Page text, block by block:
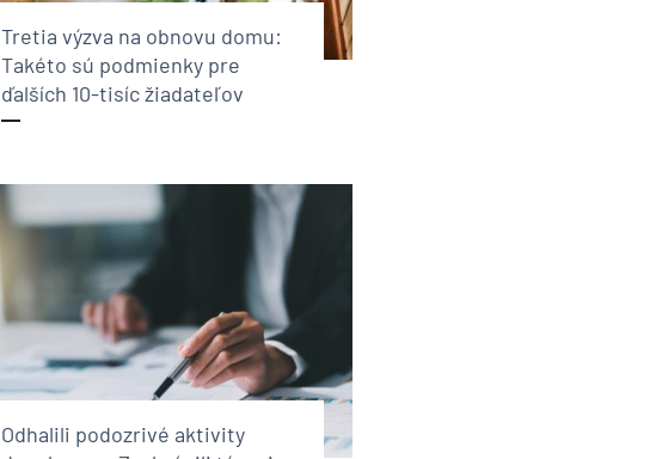
Tretia výzva na obnovu domu:
Takéto sú podmienky pre
ďalších 10-tisíc žiadateľov
Odhalili podozrivé aktivity